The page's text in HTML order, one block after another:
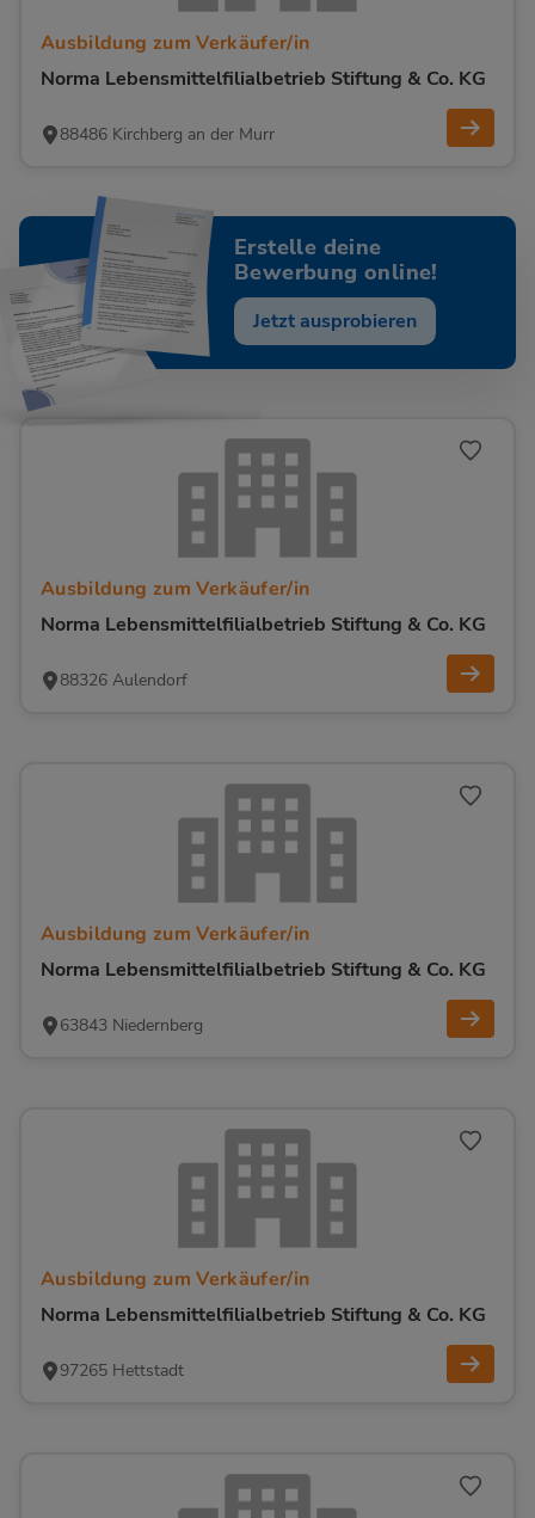
Ausbildung zum Verkäufer/in
Norma Lebensmittelfilialbetrieb Stiftung & Co. KG
88486 Kirchberg an der Murr
Erstelle deine
Bewerbung online!
Jetzt ausprobieren
Ausbildung zum Verkäufer/in
Norma Lebensmittelfilialbetrieb Stiftung & Co. KG
88326 Aulendorf
Ausbildung zum Verkäufer/in
Norma Lebensmittelfilialbetrieb Stiftung & Co. KG
63843 Niedernberg
Ausbildung zum Verkäufer/in
Norma Lebensmittelfilialbetrieb Stiftung & Co. KG
97265 Hettstadt